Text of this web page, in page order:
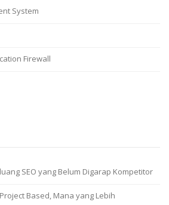
System
Firewall
SEO yang Belum Digarap Kompetitor
Based, Mana yang Lebih